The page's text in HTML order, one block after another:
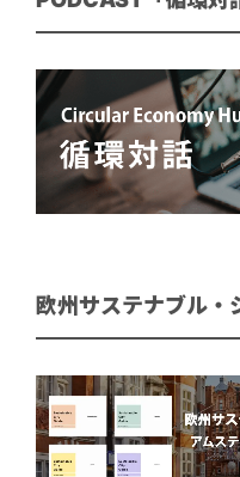
欧州サステナブル・